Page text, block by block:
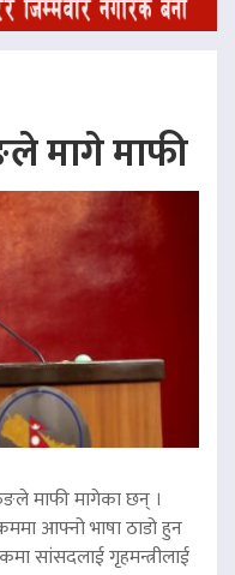
मागे माफी
माफी मागेका छन् ।
आफ्नो भाषा ठाडो हुन
सांसदलाई गृहमन्त्रीलाई